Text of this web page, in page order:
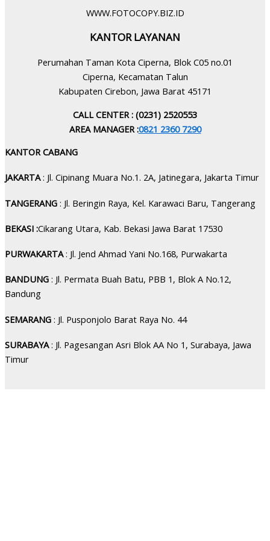
WWW.FOTOCOPY.BIZ.ID
KANTOR LAYANAN
Perumahan Taman Kota Ciperna, Blok C05 no.01
Ciperna, Kecamatan Talun
Kabupaten Cirebon, Jawa Barat 45171
CALL CENTER : (0231) 2520553
AREA MANAGER :0821 2360 7290
KANTOR CABANG
JAKARTA: Jl. Cipinang Muara No.1. 2A, Jatinegara, Jakarta Timur
TANGERANG : Jl. Beringin Raya, Kel. Karawaci Baru, Tangerang
BEKASI :Cikarang Utara, Kab. Bekasi Jawa Barat 17530
PURWAKARTA: Jl. Jend Ahmad Yani No.168, Purwakarta
BANDUNG : Jl. Permata Buah Batu, PBB 1, Blok A No.12,
Bandung
SEMARANG : Jl. Pusponjolo Barat Raya No. 44
SURABAYA: Jl. Pagesangan Asri Blok AA No 1, Surabaya, Jawa
Timur